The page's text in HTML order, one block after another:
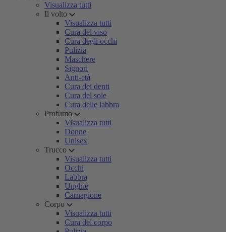
Visualizza tutti
Il volto
Visualizza tutti
Cura del viso
Cura degli occhi
Pulizia
Maschere
Signori
Anti-età
Cura dei denti
Cura del sole
Cura delle labbra
Profumo
Visualizza tutti
Donne
Unisex
Trucco
Visualizza tutti
Occhi
Labbra
Unghie
Carnagione
Corpo
Visualizza tutti
Cura del corpo